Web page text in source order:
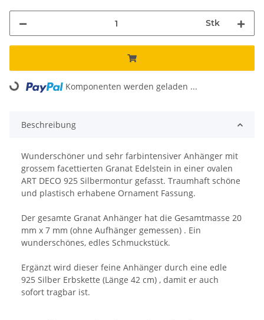
Stk
Loading... Komponenten werden geladen ...
Beschreibung
Wunderschöner und sehr farbintensiver Anhänger mit
grossem facettierten Granat Edelstein in einer ovalen
ART DECO 925 Silbermontur gefasst. Traumhaft schöne
und plastisch erhabene Ornament Fassung.
Der gesamte Granat Anhänger hat die Gesamtmasse 20
mm x 7 mm (ohne Aufhänger gemessen) . Ein
wunderschönes, edles Schmuckstück.
Ergänzt wird dieser feine Anhänger durch eine edle
925 Silber Erbskette (Länge 42 cm) , damit er auch
sofort tragbar ist.